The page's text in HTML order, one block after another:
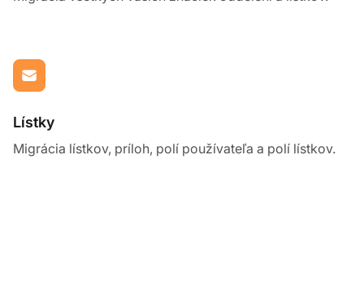
Lístky
Migrácia lístkov, príloh, polí používateľa a polí lístkov.